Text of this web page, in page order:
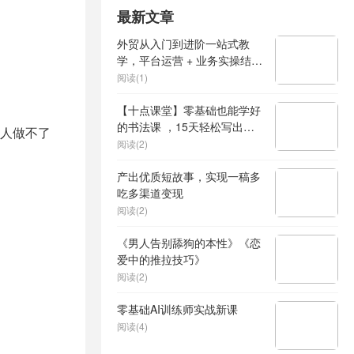
做不了
最新文章
外贸从入门到进阶一站式教
学，平台运营 + 业务实操结
合，实现业绩稳步增长
阅读(1)
【十点课堂】零基础也能学好
的书法课 ，15天轻松写出漂
亮人生
阅读(2)
产出优质短故事，实现一稿多
吃多渠道变现
阅读(2)
《男人告别舔狗的本性》《恋
爱中的推拉技巧》
阅读(2)
零基础AI训练师实战新课
阅读(4)